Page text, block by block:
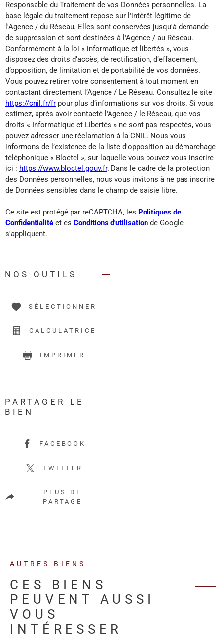
Responsable du Traitement de vos Données personnelles. La
base légale du traitement repose sur l'intérêt légitime de
l'Agence / du Réseau. Elles sont conservées jusqu'à demande
de suppression et sont destinées à l'Agence / au Réseau.
Conformément à la loi « informatique et libertés », vous
disposez des droits d’accès, de rectification, d’effacement,
d’opposition, de limitation et de portabilité de vos données.
Vous pouvez retirer votre consentement à tout moment en
contactant directement l’Agence / Le Réseau. Consultez le site
https://cnil.fr/fr pour plus d’informations sur vos droits. Si vous
estimez, après avoir contacté l'Agence / le Réseau, que vos
droits « Informatique et Libertés » ne sont pas respectés, vous
pouvez adresser une réclamation à la CNIL. Nous vous
informons de l’existence de la liste d'opposition au démarchage
téléphonique « Bloctel », sur laquelle vous pouvez vous inscrire
ici : https://www.bloctel.gouv.fr. Dans le cadre de la protection
des Données personnelles, nous vous invitons à ne pas inscrire
de Données sensibles dans le champ de saisie libre.
Ce site est protégé par reCAPTCHA, les Politiques de
Confidentialité et es Conditions d'utilisation de Google
s'appliquent.
NOS OUTILS
SÉLECTIONNER
CALCULATRICE
IMPRIMER
PARTAGER LE
BIEN
FACEBOOK
TWITTER
PLUS DE
PARTAGE
AUTRES BIENS
CES BIENS
PEUVENT AUSSI
VOUS
INTÉRESSER